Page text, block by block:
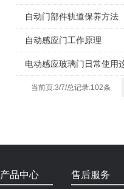
自动门部件轨道保养方法
自动感应门工作原理
电动感应玻璃门日常使用
当前页:3/7/总记录:102条
产品中心 售后服务